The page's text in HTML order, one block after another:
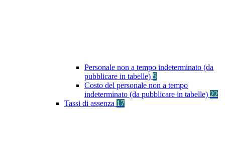
Personale non a tempo indeterminato (da
pubblicare in tabelle) 5
Costo del personale non a tempo
indeterminato (da pubblicare in tabelle) 22
Tassi di assenza 17